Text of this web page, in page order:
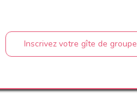
Inscrivez votre gîte de groupe